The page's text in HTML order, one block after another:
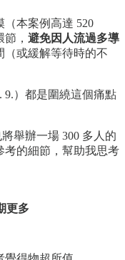
本案例高達 520
， 避免因人流過多導
（或緩解等待時的不
9.）都是圍繞這個痛點
舉辦一場 300 多人的
考的細節，幫助我思考
更多